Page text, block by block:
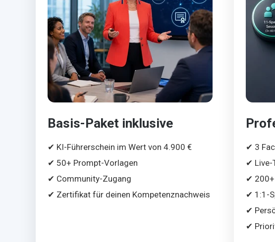
Basis-Paket inklusive
✔ KI-Führerschein im Wert von 4.900 €
✔ 50+ Prompt-Vorlagen
✔ Community-Zugang
✔ Zertifikat für deinen Kompetenznachweis
✔ 3
✔ Live-
✔
✔ 1:1-
✔
✔